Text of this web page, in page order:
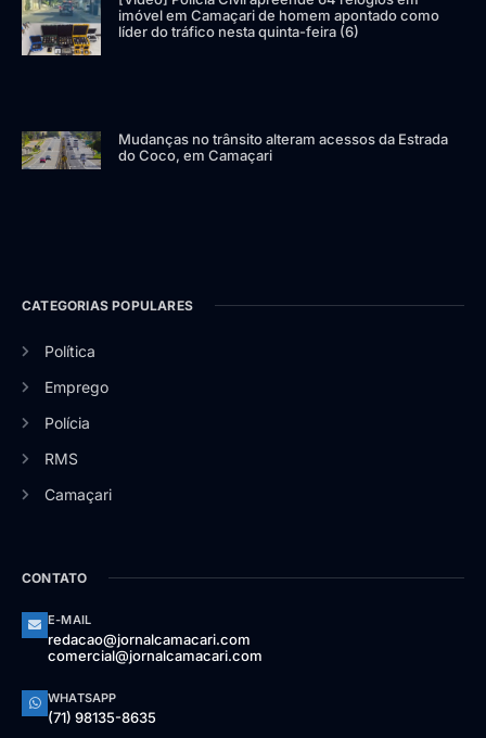
imóvel em Camaçari de homem apontado como
líder do tráfico nesta quinta-feira (6)
Mudanças no trânsito alteram acessos da Estrada
do Coco, em Camaçari
CATEGORIAS POPULARES
Política
Emprego
Polícia
RMS
Camaçari
CONTATO
E-MAIL
redacao@jornalcamacari.com
comercial@jornalcamacari.com
WHATSAPP
(71) 98135-8635